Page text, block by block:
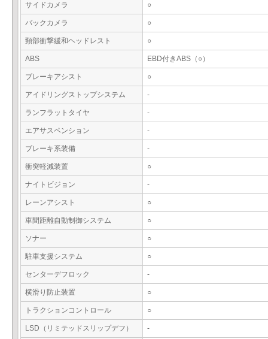
サイドカメラ ○
バックカメラ ○
頸部衝撃緩和ヘッドレスト ○
ABS EBD付きABS（○）
ブレーキアシスト ○
アイドリングストップシステム -
ランフラットタイヤ -
エアサスペンション -
ブレーキ系装備 -
衝突軽減装置 ○
ナイトビジョン -
レーンアシスト ○
車間距離自動制御システム ○
ソナー ○
駐車支援システム ○
センターデフロック -
横滑り防止装置 ○
トラクションコントロール ○
LSD（リミテッドスリップデフ） -